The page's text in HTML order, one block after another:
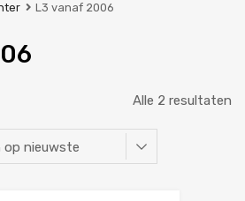
L3 vanaf 2006
Alle 2 resultaten